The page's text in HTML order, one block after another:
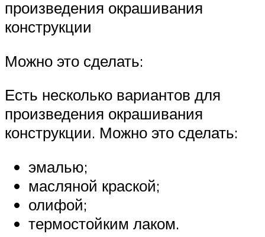
произведения окрашивания
конструкции
Можно это сделать:
Есть несколько вариантов для
произведения окрашивания
конструкции. Можно это сделать:
эмалью;
масляной краской;
олифой;
термостойким лаком.